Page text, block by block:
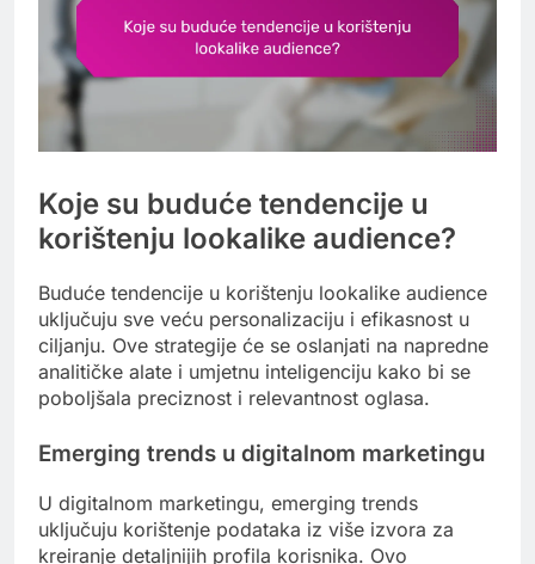
Koje su buduće tendencije u
korištenju lookalike audience?
Buduće tendencije u korištenju lookalike audience
uključuju sve veću personalizaciju i efikasnost u
ciljanju. Ove strategije će se oslanjati na napredne
analitičke alate i umjetnu inteligenciju kako bi se
poboljšala preciznost i relevantnost oglasa.
Emerging trends u digitalnom marketingu
U digitalnom marketingu, emerging trends
uključuju korištenje podataka iz više izvora za
kreiranje detaljnijih profila korisnika. Ovo